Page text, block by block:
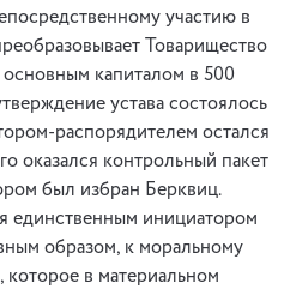
участию в
Товарищество
капиталом в 500
устава состоялось
распорядителем остался
оказался контрольный пакет
был избран Берквиц.
единственным инициатором
образом, к моральному
которое в материальном